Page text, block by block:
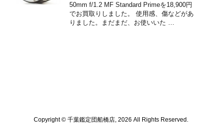
50mm f/1.2 MF Standard Primeを18,900円
でお買取りしました。 使用感、傷などがあ
りました。まだまだ、お使いいた …
Copyright © 千葉鑑定団船橋店, 2026 All Rights Reserved.